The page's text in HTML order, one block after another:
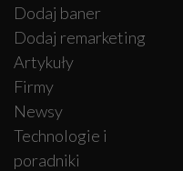
Dodaj baner
Dodaj remarketing
Artykuły
Firmy
Newsy
Technologie i
poradniki